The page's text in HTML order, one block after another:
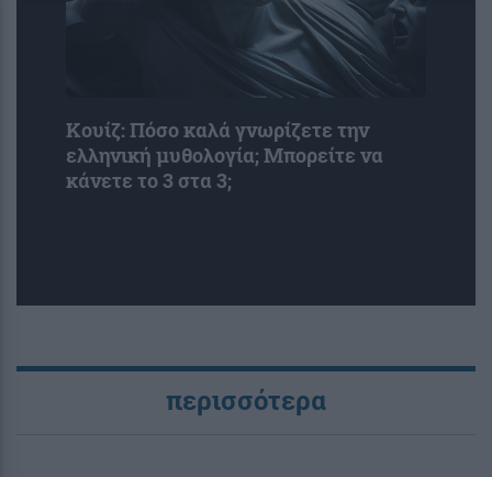
Κουίζ: Πόσο καλά γνωρίζετε την
ελληνική μυθολογία; Μπορείτε να
κάνετε το 3 στα 3;
περισσότερα